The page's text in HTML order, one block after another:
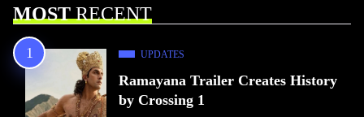
MOSTRECENT
UPDATES
Ramayana Trailer Creates History
by Crossing 1